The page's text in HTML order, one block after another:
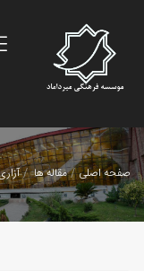
صفحه اصلی مقاله ها